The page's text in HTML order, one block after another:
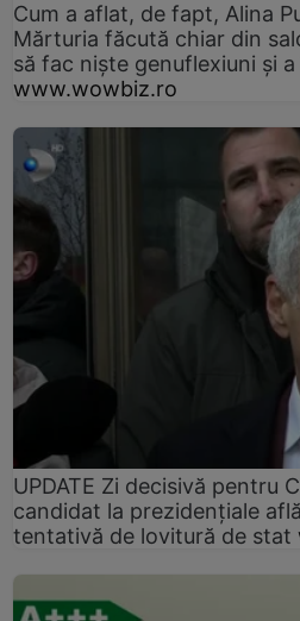
Cum a aflat, de fapt, Alina
Mărturia făcută chiar din
să fac niște genuflexiuni și
www.wowbiz.ro
UPDATE Zi decisivă pentru
candidat la prezidențiale
tentativă de lovitură de stat